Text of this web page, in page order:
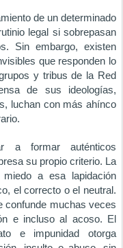
de un determinado
legal si sobrepasan
Sin embargo, existen
que responden lo
y tribus de la Red
de sus ideologías,
luchan con más ahínco
a formar auténticos
su propio criterio. La
a esa lapidación
el correcto o el neutral.
confunde muchas veces
e incluso al acoso. El
e impunidad otorga